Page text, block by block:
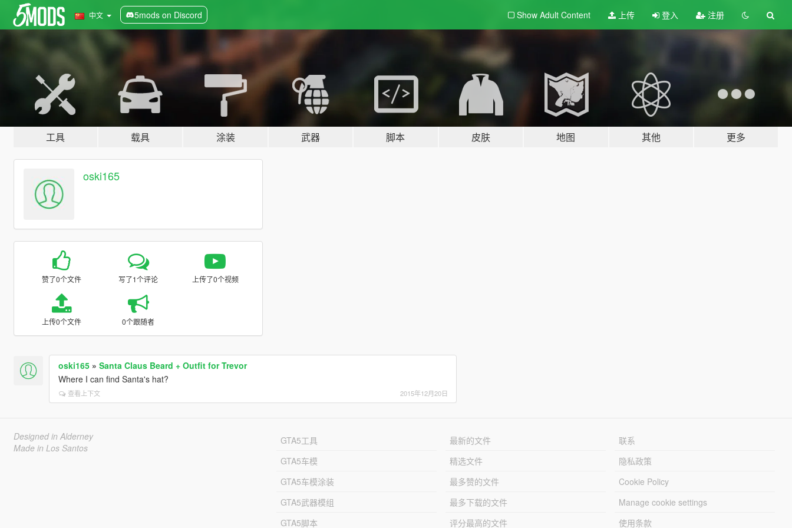
中文 5mods on Discord Show Adult Content 上传 登入 注册
工具 载具 涂装 武器 脚本 皮肤 地图 其他 更多
oski165
赞了0个文件 写了1个评论 上传了0个视频
上传0个文件 0个跟随者
oski165» Santa Claus Beard + Outfit for Trevor
Where I can find Santa's hat?
查看上下文 2015年12月20日
Designed in Alderney
Made in Los Santos
GTA5工具
GTA5车模
GTA5车模涂装
GTA5武器模组
GTA5脚本
最新的文件
精选文件
最多赞的文件
最多下载的文件
评分最高的文件
联系
隐私政策
Cookie Policy
Manage cookie settings
使用条款